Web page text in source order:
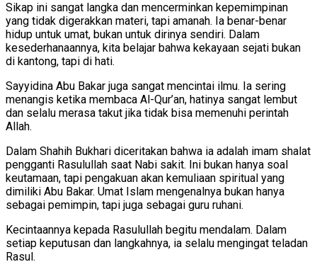
Sikap ini sangat langka dan mencerminkan kepemimpinan
yang tidak digerakkan materi, tapi amanah. Ia benar-benar
hidup untuk umat, bukan untuk dirinya sendiri. Dalam
kesederhanaannya, kita belajar bahwa kekayaan sejati bukan
di kantong, tapi di hati.
Sayyidina Abu Bakar juga sangat mencintai ilmu. Ia sering
menangis ketika membaca Al-Qur’an, hatinya sangat lembut
dan selalu merasa takut jika tidak bisa memenuhi perintah
Allah.
Dalam Shahih Bukhari diceritakan bahwa ia adalah imam shalat
pengganti Rasulullah saat Nabi sakit. Ini bukan hanya soal
keutamaan, tapi pengakuan akan kemuliaan spiritual yang
dimiliki Abu Bakar. Umat Islam mengenalnya bukan hanya
sebagai pemimpin, tapi juga sebagai guru ruhani.
Kecintaannya kepada Rasulullah begitu mendalam. Dalam
setiap keputusan dan langkahnya, ia selalu mengingat teladan
Rasul.